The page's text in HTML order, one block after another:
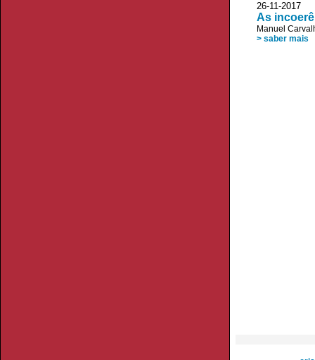
26-11-2017
As
Manuel
> saber mais